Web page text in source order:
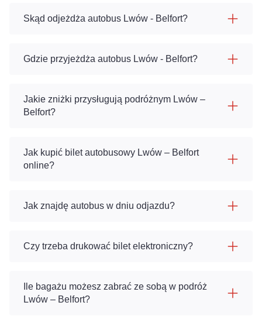
Skąd odjeżdża autobus Lwów - Belfort?
Gdzie przyjeżdża autobus Lwów - Belfort?
Jakie zniżki przysługują podróżnym Lwów –
Belfort?
Jak kupić bilet autobusowy Lwów – Belfort
online?
Jak znajdę autobus w dniu odjazdu?
Czy trzeba drukować bilet elektroniczny?
Ile bagażu możesz zabrać ze sobą w podróż
Lwów – Belfort?